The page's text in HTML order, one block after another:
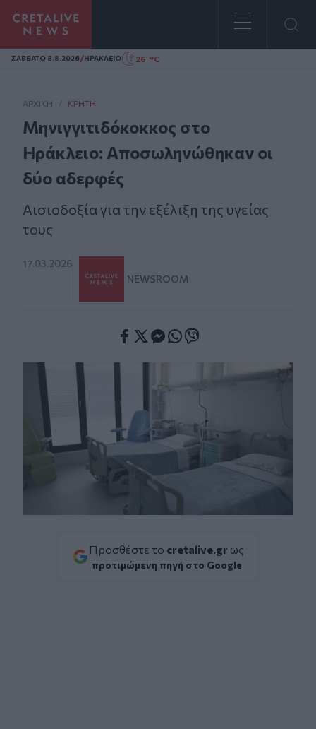
Homepage
ΣAΒΒΑΤΟ 8.8.2026/ΗΡΑΚΛΕΙΟ 26 °C
ΑΡΧΙΚΗ / ΚΡΉΤΗ
Μηνιγγιτιδόκοκκος στο
Ηράκλειο: Aποσωληνώθηκαν οι
δύο αδερφές
Αισιοδοξία για την εξέλιξη της υγείας
τους
17.03.2026
NEWSROOM
Προσθέστε το cretalive.gr ως
προτιμώμενη πηγή στο Google